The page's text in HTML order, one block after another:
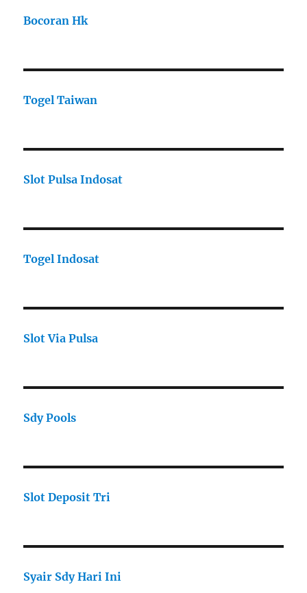
Bocoran Hk
Togel Taiwan
Slot Pulsa Indosat
Togel Indosat
Slot Via Pulsa
Sdy Pools
Slot Deposit Tri
Syair Sdy Hari Ini